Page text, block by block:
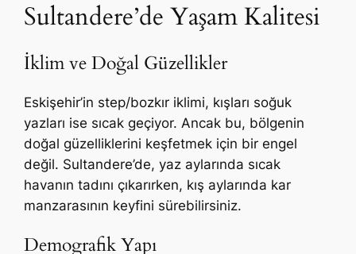
Sultandere’de Yaşam Kalitesi
İklim ve Doğal Güzellikler
Eskişehir’in step/bozkır iklimi, kışları soğuk
yazları ise sıcak geçiyor. Ancak bu, bölgenin
doğal güzelliklerini keşfetmek için bir engel
değil. Sultandere’de, yaz aylarında sıcak
havanın tadını çıkarırken, kış aylarında kar
manzarasının keyfini sürebilirsiniz.
Demografik Yapı